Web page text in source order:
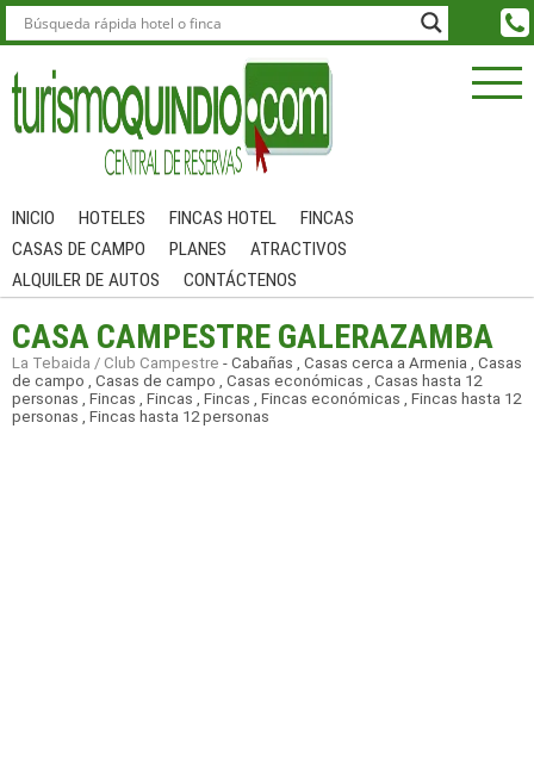
INICIO HOTELES FINCAS HOTEL
FINCAS
CASAS DE CAMPO
PLANES
ATRACTIVOS
ALQUILER DE AUTOS
CONTÁCTENOS
CASA CAMPESTRE GALERAZAMBA
La Tebaida / Club Campestre - Cabañas , Casas cerca a Armenia , Casas
de campo , Casas de campo , Casas económicas , Casas hasta 12
personas , Fincas , Fincas , Fincas , Fincas económicas , Fincas hasta 12
personas , Fincas hasta 12 personas